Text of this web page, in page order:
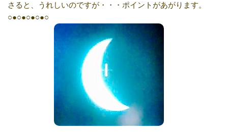
さると、うれしいのですが・・・ポイントがあがります。
○●○●○●○●○